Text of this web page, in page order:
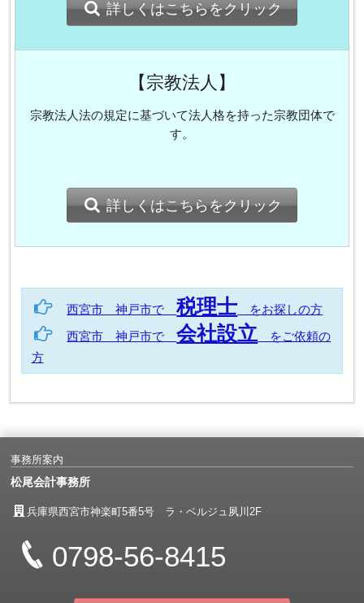
詳しくはこちらをクリック
【宗教法人】
宗教法人法の規定に基づいて法人格を持った宗教団体で
す。
詳しくはこちらをクリック
西宮市 神戸市で税理士 をお探しの方
西宮市 神戸市で会社設立 をご依頼の
方
事務所案内
松尾会計事務所
兵庫県西宮市神楽町5番5号 ラ・ベルジュ夙川2F
0798-56-8415